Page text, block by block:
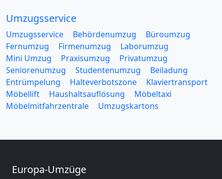
Umzugsservice
Umzugsservice Behördenumzug
Büroumzug
Fernumzug
Firmenumzug
Laborumzug
Mini Umzug
Praxisumzug
Privatumzug
Seniorenumzug
Studentenumzug
Beiladung
Entrümpelung
Halteverbotszone
Klaviertransport
Möbellift
Haushaltsauflösung
Möbeltaxi
Möbelmitfahrzentrale
Umzugskartons
Europa-Umzüge